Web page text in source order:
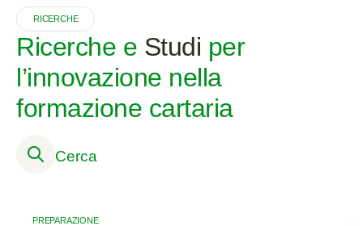
RICERCHE
Ricerche e Studi per
l’innovazione nella
formazione cartaria
Cerca
PREPARAZIONE